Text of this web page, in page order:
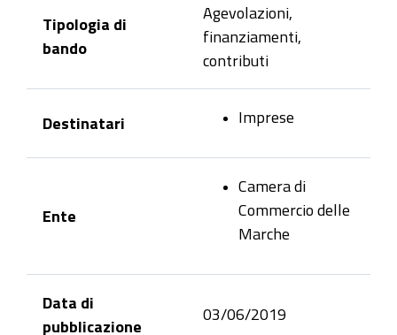
Tipologia di
bando
Agevolazioni,
finanziamenti,
contributi
Destinatari Imprese
Ente
Camera di
Commercio delle
Marche
Data di
pubblicazione
03/06/2019